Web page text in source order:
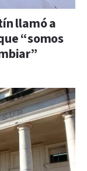
llamó a
“somos